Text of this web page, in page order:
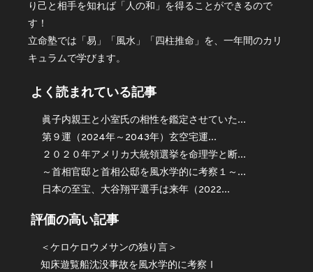
り己と相手を知れば「人の和」を得ることができるので
す！
立命塾では「易」「風水」「四柱推命」を、一年間のカリ
キュラムで学びます。
よく読まれている記事
眞子内親王と小室氏の相性を鑑定させていた...
第９運（2024年～2043年）玄空宅運...
２０２０年アメリカ大統領選挙を命理学と断...
～首相官邸と首相公邸を風水学的に考察１～...
日本の至宝、大谷翔平選手は来年（2022...
評価の高い記事
＜ケロケロウメサンの独り言＞
知床遊覧船沈没事故を風水学的に考察Ⅰ